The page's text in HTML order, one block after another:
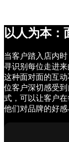
以人为本：
当客户踏入店内时
寻识别每位走进
这种面对面的互
位客户深切感受
式，可以让客户
他们对品牌的好感